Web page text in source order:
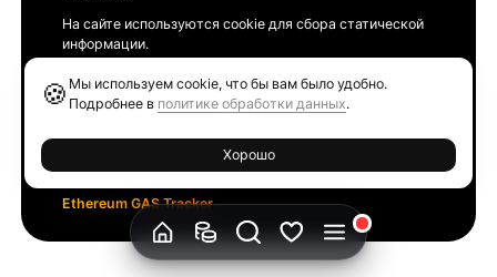
На сайте используются cookie для сбора статической
информации.
Политика конфиденциальности
Правила использования
🍪 Мы используем cookie, что бы вам было удобно.
Подробнее в политике обработки данных.
Хорошо
Продукты
Ethereum GAS Tracker